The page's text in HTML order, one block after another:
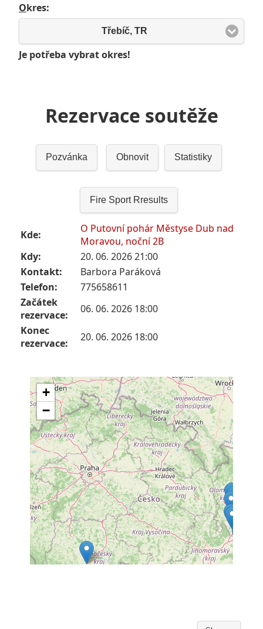
Okres:
Třebíč, TR
Je potřeba vybrat okres!
Rezervace soutěže
Pozvánka Obnovit Statistiky
Fire Sport Rresults
Kde:
O Putovní pohár Městyse Dub nad
Moravou, noční 2B
Kdy:
20. 06. 2026 21:00
Kontakt:
Barbora Paráková
Telefon:
775658611
Začátek
rezervace:
06. 06. 2026 18:00
Konec
rezervace:
20. 06. 2026 18:00